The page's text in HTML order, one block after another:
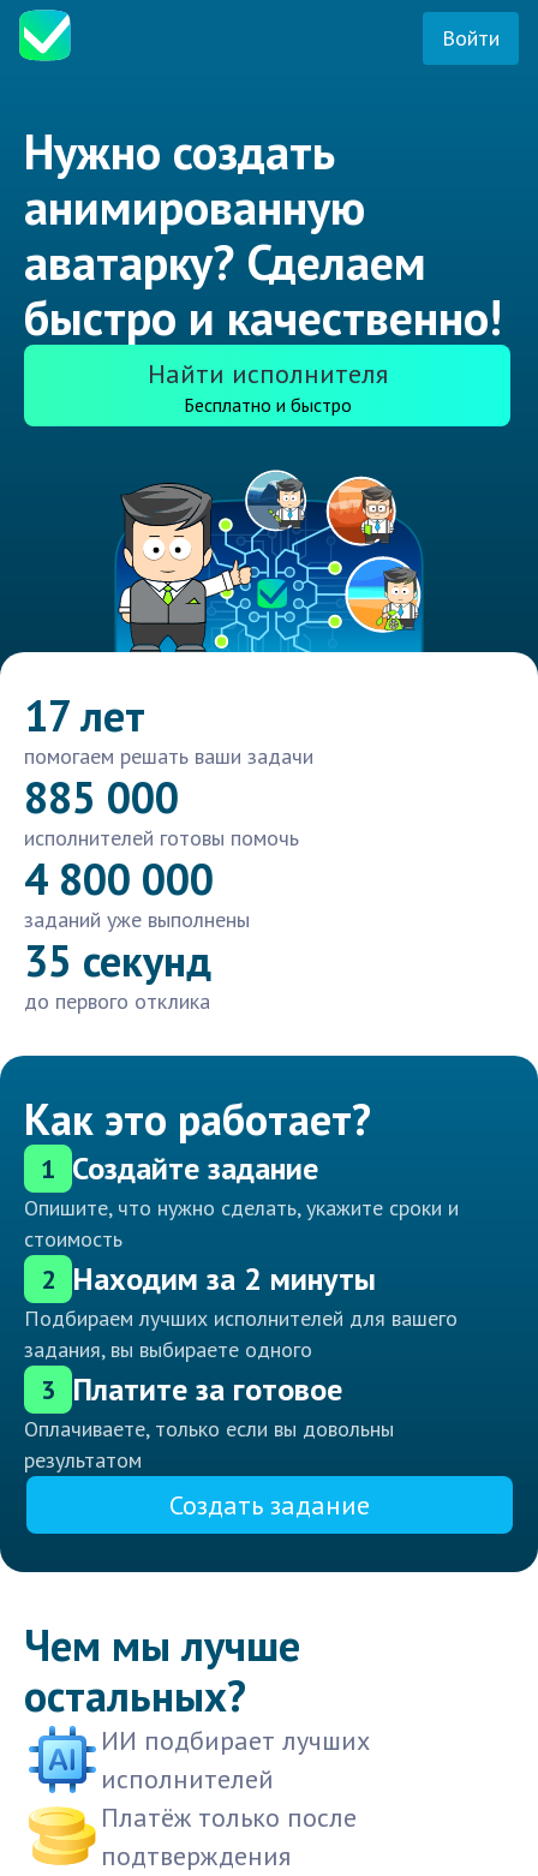
Войти
Нужно создать
анимированную
аватарку? Сделаем
быстро и качественно!
Найти исполнителя
Бесплатно и быстро
17 лет
помогаем решать ваши задачи
885 000
исполнителей готовы помочь
4 800 000
заданий уже выполнены
35 секунд
до первого отклика
Как это работает?
1 Создайте задание
Опишите, что нужно сделать, укажите сроки и
стоимость
2 Находим за 2 минуты
Подбираем лучших исполнителей для вашего
задания, вы выбираете одного
3 Платите за готовое
Оплачиваете, только если вы довольны
результатом
Создать задание
Чем мы лучше
остальных?
ИИ подбирает лучших
исполнителей
Платёж только после
подтверждения